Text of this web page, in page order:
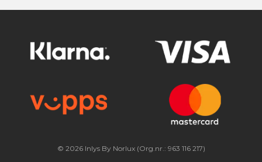
© 2026 Inlys By Norlux (Org.nr.: 963 116 217)